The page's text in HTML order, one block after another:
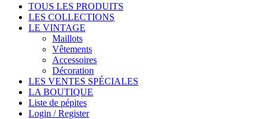
TOUS LES PRODUITS
LES COLLECTIONS
LE VINTAGE
Maillots
Vêtements
Accessoires
Décoration
LES VENTES SPÉCIALES
LA BOUTIQUE
Liste de pépites
Login / Register